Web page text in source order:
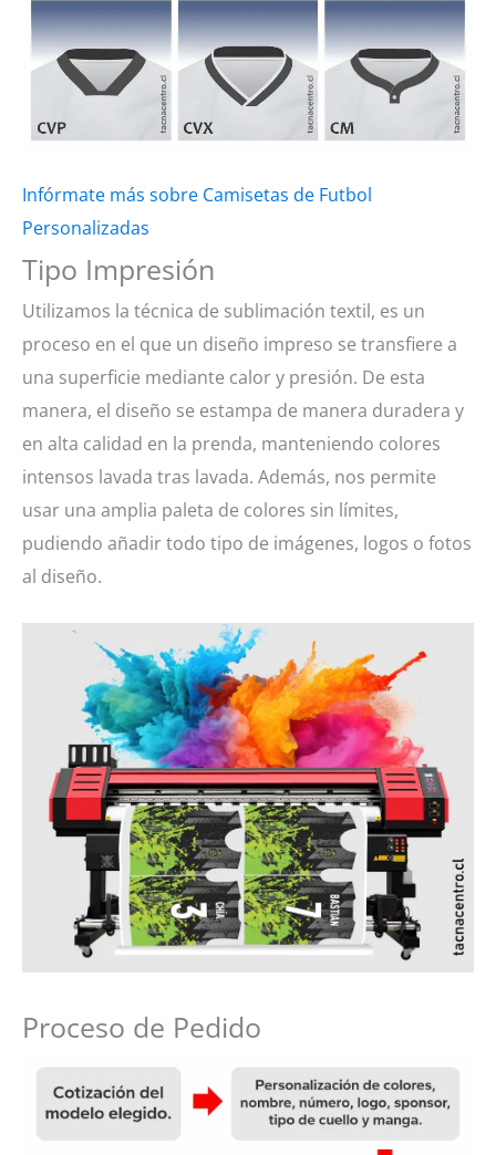
Infórmate más sobre Camisetas de Futbol
Personalizadas
Tipo Impresión
Utilizamos la técnica de sublimación textil, es un
proceso en el que un diseño impreso se transfiere a
una superficie mediante calor y presión. De esta
manera, el diseño se estampa de manera duradera y
en alta calidad en la prenda, manteniendo colores
intensos lavada tras lavada. Además, nos permite
usar una amplia paleta de colores sin límites,
pudiendo añadir todo tipo de imágenes, logos o fotos
al diseño.
Proceso de Pedido